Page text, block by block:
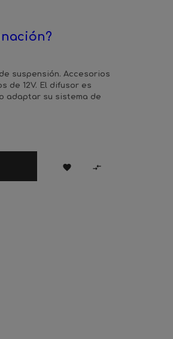
suspensión. Accesorios
de 12V. El difusor es
adaptar su sistema de
 